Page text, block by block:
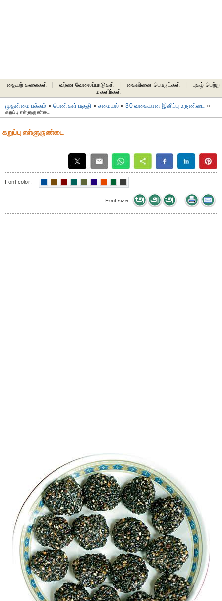
தையற் கலைகள் வர்ண வேலைப்பாடுகள் கைவினை பொருட்கள்
புகழ் பெற்ற
மகளிர்கள்
முதன்மை பக்கம் »பெண்கள் பகுதி »சமையல்»30 வகையான இனிப்பு உருண்டை »
கறுப்பு எள்ளுருண்டை
கறுப்பு எள்ளுருண்டை
Font color:
Font size: